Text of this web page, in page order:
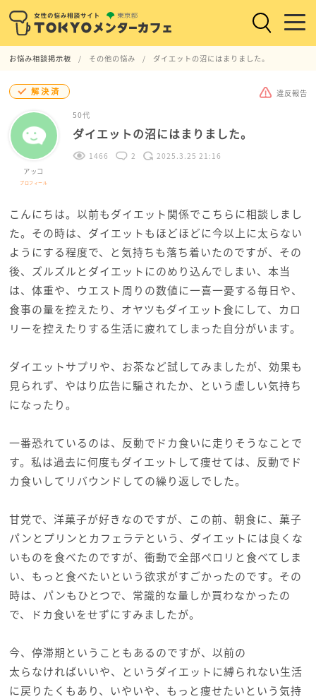
お悩み相談掲示板 その他の悩み ダイエットの沼にはまりました。
解決済 違反報告
アッコ
プロフィール
50代
ダイエットの沼にはまりました。
1466 2 2025.3.25 21:16
こんにちは。以前もダイエット関係でこちらに相談しまし
た。その時は、ダイエットもほどほどに今以上に太らない
ようにする程度で、と気持ちも落ち着いたのですが、その
後、ズルズルとダイエットにのめり込んでしまい、本当
は、体重や、ウエスト周りの数値に一喜一憂する毎日や、
食事の量を控えたり、オヤツもダイエット食にして、カロ
リーを控えたりする生活に疲れてしまった自分がいます。
ダイエットサプリや、お茶など試してみましたが、効果も
見られず、やはり広告に騙されたか、という虚しい気持ち
になったり。
一番恐れているのは、反動でドカ食いに走りそうなことで
す。私は過去に何度もダイエットして痩せては、反動でド
カ食いしてリバウンドしての繰り返しでした。
甘党で、洋菓子が好きなのですが、この前、朝食に、菓子
パンとプリンとカフェラテという、ダイエットには良くな
いものを食べたのですが、衝動で全部ペロリと食べてしま
い、もっと食べたいという欲求がすごかったのです。その
時は、パンもひとつで、常識的な量しか買わなかったの
で、ドカ食いをせずにすみましたが。
今、停滞期ということもあるのですが、以前の
太らなければいいや、というダイエットに縛られない生活
に戻りたくもあり、いやいや、もっと痩せたいという気持